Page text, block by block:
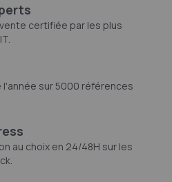
certifiée par les plus
sur 5000 références
au choix en 24/48H sur les